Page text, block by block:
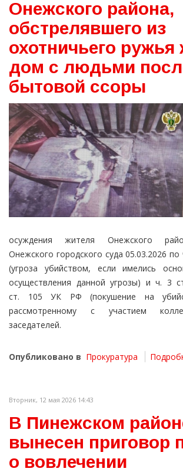
Онежского района,
обстрелявшего из
охотничьего
дом с людьми
бытовой ссоры
осуждения жителя Онежского
Онежского городского суда 05.03.2026
(угроза убийством, если имелись
осуществления данной угрозы) и ч. 3
ст. 105 УК РФ (покушение на
рассмотренному с участием
заседателей.
Опубликовано в Прокуратура
Вторник, 12 мая 2026 14:43
В Пинежском
вынесен приговор
о вовлечении